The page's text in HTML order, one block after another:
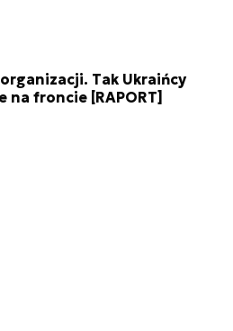
Tak Ukraińcy
froncie [RAPORT]